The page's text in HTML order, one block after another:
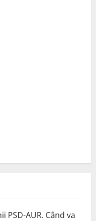
PSD-AUR. Când va